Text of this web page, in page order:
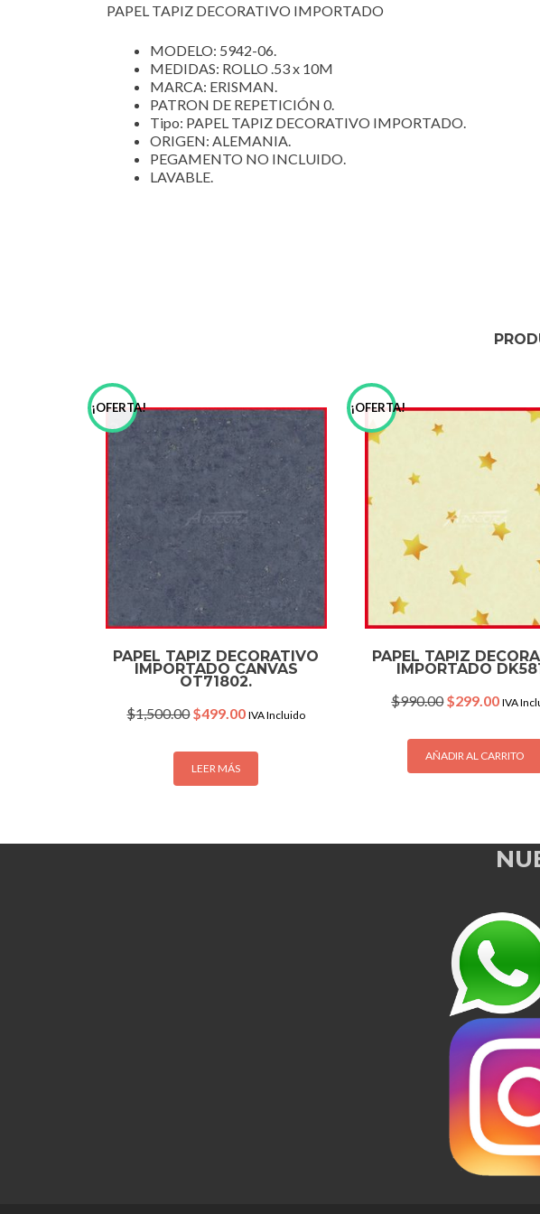
PAPEL TAPIZ DECORATIVO IMPORTADO
MODELO: 5942-06.
MEDIDAS: ROLLO .53 x 10M
MARCA: ERISMAN.
PATRON DE REPETICIÓN 0.
Tipo: PAPEL TAPIZ DECORATIVO IMPORTADO.
ORIGEN: ALEMANIA.
PEGAMENTO NO INCLUIDO.
LAVABLE.
¡OFERTA!
PAPEL TAPIZ DECORATIVO
IMPORTADO CANVAS
OT71802.
$1,500.00Original
was:
$1,500.00.
$499.00Current
is:
IVA Incluido
LEER MÁS
¡OFERTA!
PAPEL TAPIZ
IMPORTADO
$990.00Original
was:
$990.00.
$299.00
is:
IVA
AÑADIR AL CARRITO